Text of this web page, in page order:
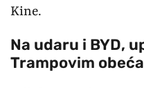
Kine.
Na udaru i BYD,
Trampovim